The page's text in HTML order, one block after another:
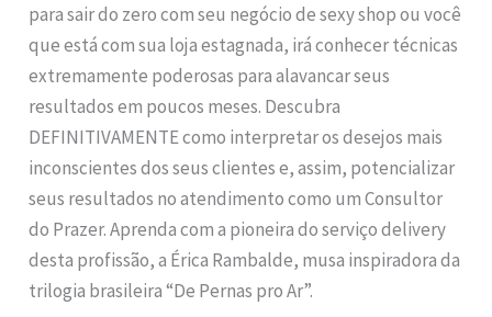
para sair do zero com seu negócio de sexy shop ou você
que está com sua loja estagnada, irá conhecer técnicas
extremamente poderosas para alavancar seus
resultados em poucos meses. Descubra
DEFINITIVAMENTE como interpretar os desejos mais
inconscientes dos seus clientes e, assim, potencializar
seus resultados no atendimento como um Consultor
do Prazer. Aprenda com a pioneira do serviço delivery
desta profissão, a Érica Rambalde, musa inspiradora da
trilogia brasileira “De Pernas pro Ar”.